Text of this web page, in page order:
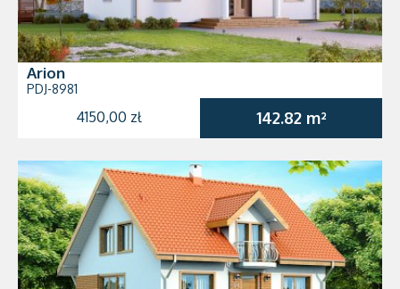
Arion
PDJ-8981
4150,00 zł 142.82 m²